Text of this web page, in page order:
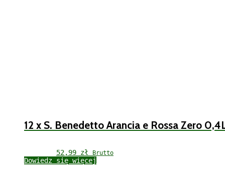
12 x S. Benedetto Arancia e Rossa Zero
52,99 zł Brutto
Dowiedz się więcej